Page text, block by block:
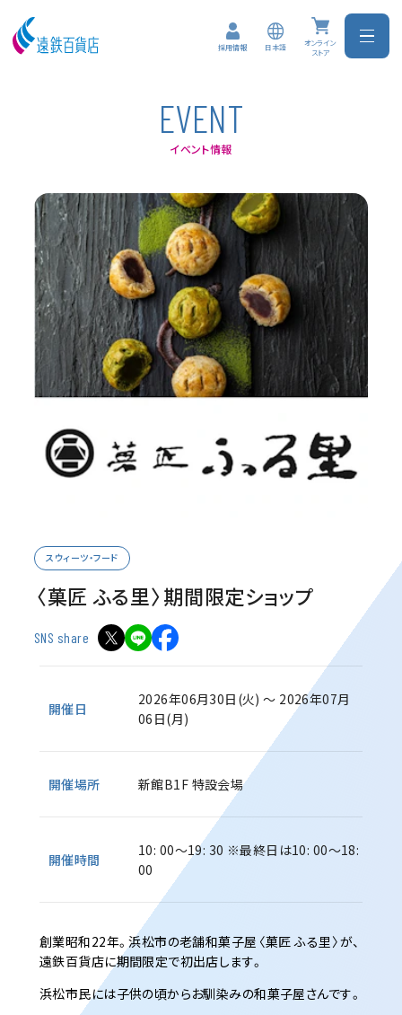
採用情報 日本語
オンライン
ストア
EVENT
イベント情報
スウィーツ・フード
〈菓匠 ふる里〉期間限定ショップ
SNS share
開催日
2026年06月30日(火) ～ 2026年07月
06日(月)
開催場所 新館B1F 特設会場
開催時間
10: 00～19: 30 ※最終日は10: 00～18:
00
創業昭和22年。浜松市の老舗和菓子屋〈菓匠 ふる里〉が、
遠鉄百貨店に期間限定で初出店します。
浜松市民には子供の頃からお馴染みの和菓子屋さんです。